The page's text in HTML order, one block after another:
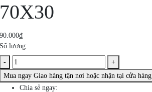
70X30
90.000₫
Số lượng:
-
+
Mua ngay Giao hàng tận nơi hoặc nhận tại cửa hàng
Chia sẻ ngay: